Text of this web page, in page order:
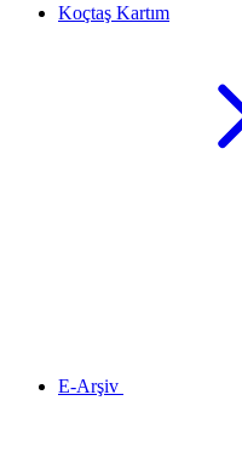
Koçtaş Kartım
E-Arşiv